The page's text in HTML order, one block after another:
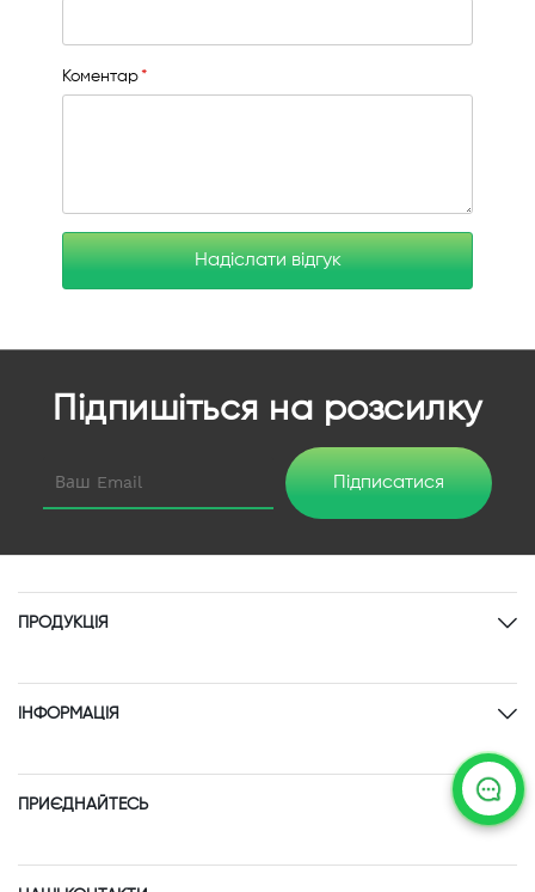
Коментар
Надіслати відгук
Підпишіться на розсилку
Підписатися
ПРОДУКЦІЯ
ІНФОРМАЦІЯ
ПРИЄДНАЙТЕСЬ